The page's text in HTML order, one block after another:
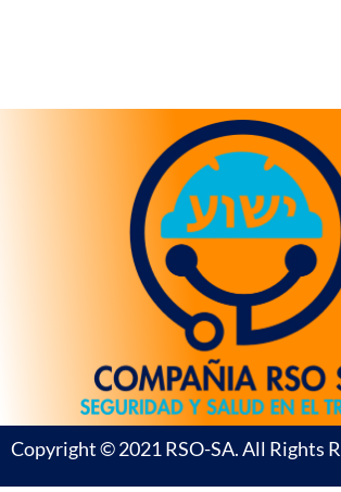
Copyright © 2021 RSO-SA. All Rights